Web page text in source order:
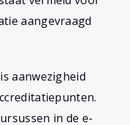
aangevraagd
aanwezigheid
in de e-